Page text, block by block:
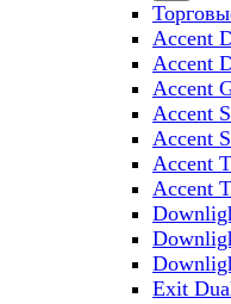
Accent
Accent
Accent
Accent
Accent
Accent
Accent
Exit